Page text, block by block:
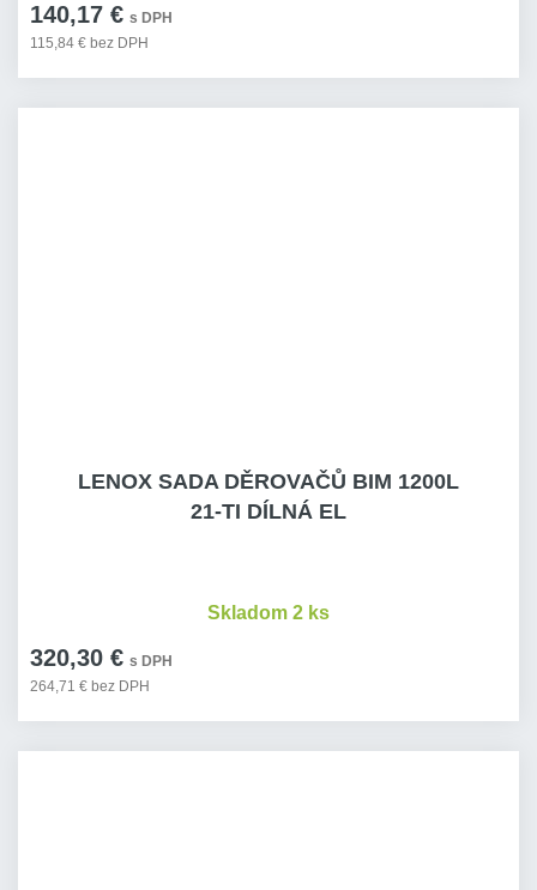
140,17 € s DPH
115,84 € bez DPH
LENOX SADA DĚROVAČŮ BIM 1200L
21-TI DÍLNÁ EL
320,30 € s DPH
264,71 € bez DPH
Skladom 2 ks